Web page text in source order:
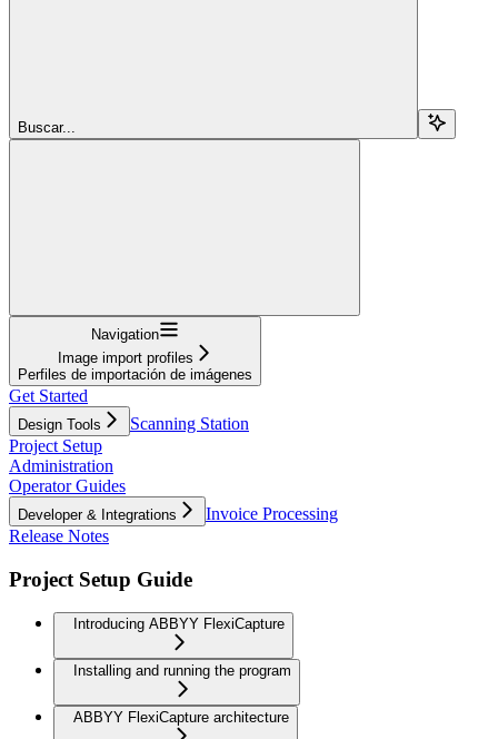
Buscar...
Navigation
Image import profiles
Perfiles de importación de imágenes
Get Started
Design Tools
Scanning Station
Project Setup
Administration
Operator Guides
Developer & Integrations
Invoice Processing
Release Notes
Project Setup Guide
Introducing ABBYY FlexiCapture
Installing and running the program
ABBYY FlexiCapture architecture